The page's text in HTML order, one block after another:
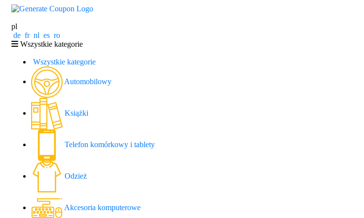
pl
de fr nl es ro
Wszystkie kategorie
Wszystkie kategorie
Automobilowy
Książki
Telefon komórkowy i tablety
Odzież
Akcesoria komputerowe